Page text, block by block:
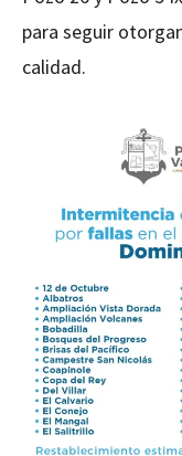
para seguir
calidad.